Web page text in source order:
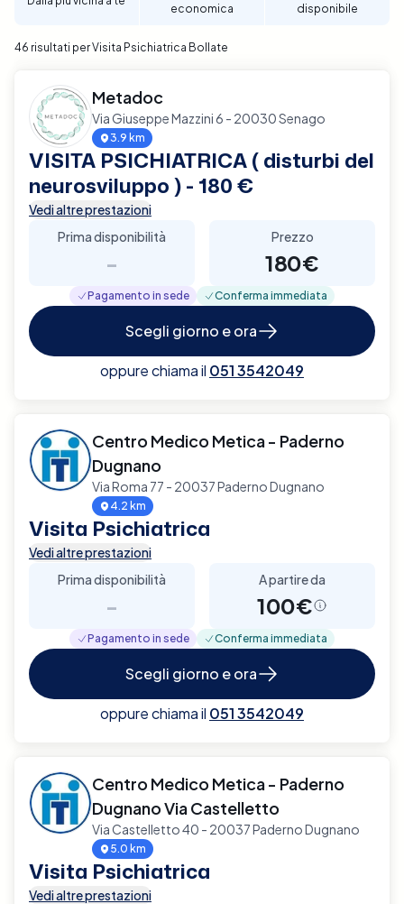
Bollate.
economica
disponibile
46 risultati per Visita Psichiatrica Bollate
Metadoc
Via Giuseppe Mazzini 6 - 20030 Senago
3.9 km
VISITA PSICHIATRICA ( disturbi del
neurosviluppo ) - 180 €
Vedi altre prestazioni
Prima disponibilità
-
Prezzo
180€
Pagamento in sede Conferma immediata
Scegli giorno e ora
oppure chiama il 051 3542049
Centro Medico Metica - Paderno
Dugnano
Via Roma 77 - 20037 Paderno Dugnano
4.2 km
Visita Psichiatrica
Vedi altre prestazioni
Prima disponibilità
-
A partire da
100€
Pagamento in sede Conferma immediata
Scegli giorno e ora
oppure chiama il 051 3542049
Centro Medico Metica - Paderno
Dugnano Via Castelletto
Via Castelletto 40 - 20037 Paderno Dugnano
5.0 km
Visita Psichiatrica
Vedi altre prestazioni